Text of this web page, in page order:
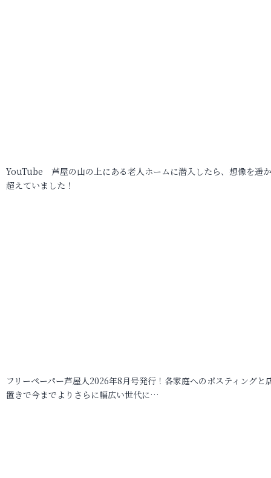
YouTube 芦屋の山の上にある老人ホームに潜入したら、想像を遥
超えていました！
フリーペーパー芦屋人2026年8月号発行！各家庭へのポスティングと
置きで今までよりさらに幅広い世代に…